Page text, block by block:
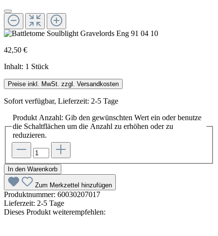
42,50 €
Inhalt: 1 Stück
Preise inkl. MwSt. zzgl. Versandkosten
Sofort verfügbar, Lieferzeit: 2-5 Tage
Produkt Anzahl: Gib den gewünschten Wert ein oder benutze
die Schaltflächen um die Anzahl zu erhöhen oder zu
reduzieren.
In den Warenkorb
Zum Merkzettel hinzufügen
Produktnummer: 60030207017
Lieferzeit: 2-5 Tage
Dieses Produkt weiterempfehlen: